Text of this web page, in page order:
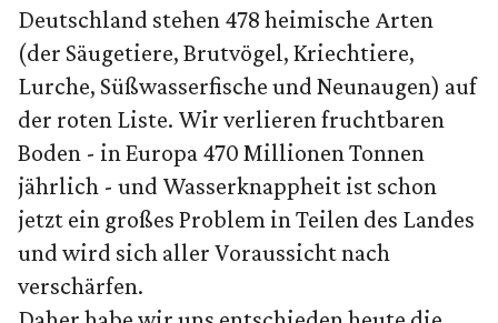
Deutschland stehen 478 heimische Arten
(der Säugetiere, Brutvögel, Kriechtiere,
Lurche, Süßwasserfische und Neunaugen) auf
der roten Liste. Wir verlieren fruchtbaren
Boden - in Europa 470 Millionen Tonnen
jährlich - und Wasserknappheit ist schon
jetzt ein großes Problem in Teilen des Landes
und wird sich aller Voraussicht nach
verschärfen.